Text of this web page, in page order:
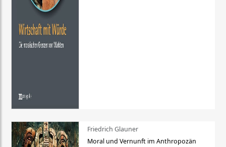
Friedrich Glauner
Moral und Vernunft im Anthropozän